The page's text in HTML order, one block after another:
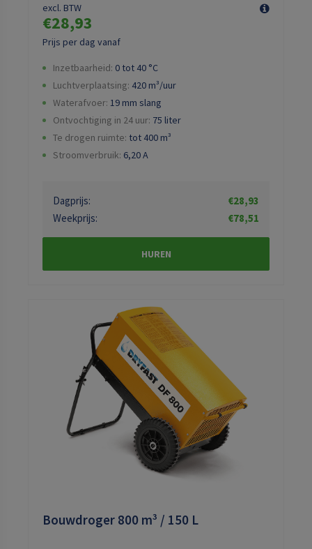
Prijs per dag vanaf
€28,93
excl. BTW
Inzetbaarheid: 0 tot 40 °C
Luchtverplaatsing: 420 m³/uur
Waterafvoer: 19 mm slang
Ontvochtiging in 24 uur: 75 liter
Te drogen ruimte: tot 400 m³
Stroomverbruik: 6,20A
Dagprijs:
€28,93
Weekprijs:
€78,51
HUREN
Bouwdroger 800 m³ / 150 L